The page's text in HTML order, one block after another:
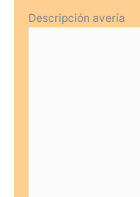
Descripción avería